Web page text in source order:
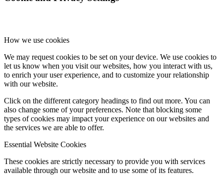
How we use cookies
We may request cookies to be set on your device. We use cookies to
let us know when you visit our websites, how you interact with us,
to enrich your user experience, and to customize your relationship
with our website.
Click on the different category headings to find out more. You can
also change some of your preferences. Note that blocking some
types of cookies may impact your experience on our websites and
the services we are able to offer.
Essential Website Cookies
These cookies are strictly necessary to provide you with services
available through our website and to use some of its features.